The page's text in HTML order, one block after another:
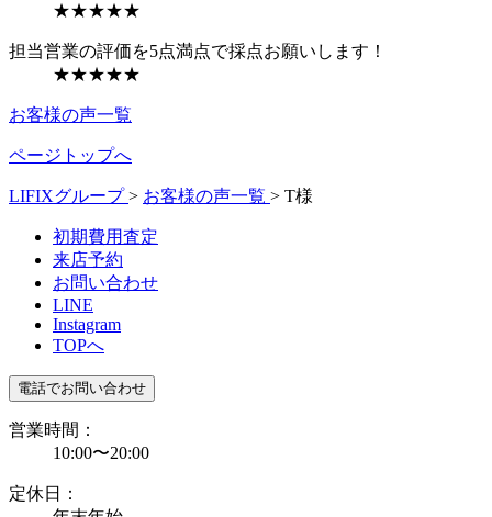
★★★★★
担当営業の評価を5点満点で採点お願いします！
★★★★★
お客様の声一覧
ページトップへ
LIFIXグループ > お客様の声一覧 > T様
初期費用査定
来店予約
お問い合わせ
LINE
Instagram
TOPへ
電話でお問い合わせ
営業時間：
10:00〜20:00
定休日：